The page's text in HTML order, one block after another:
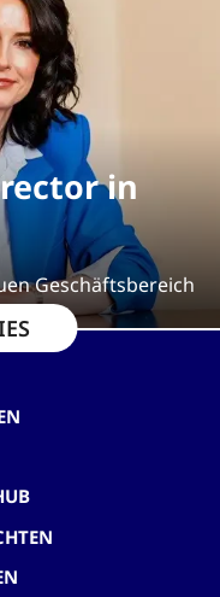
in
Geschäftsbereich